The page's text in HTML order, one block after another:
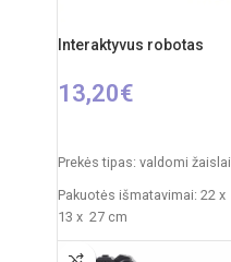
Interaktyvus robotas
13,20€
Prekės tipas: valdomi žaislai
Pakuotės išmatavimai: 22 x
13 x 27 cm
Roboto išmatavimai: 18 x 9 x